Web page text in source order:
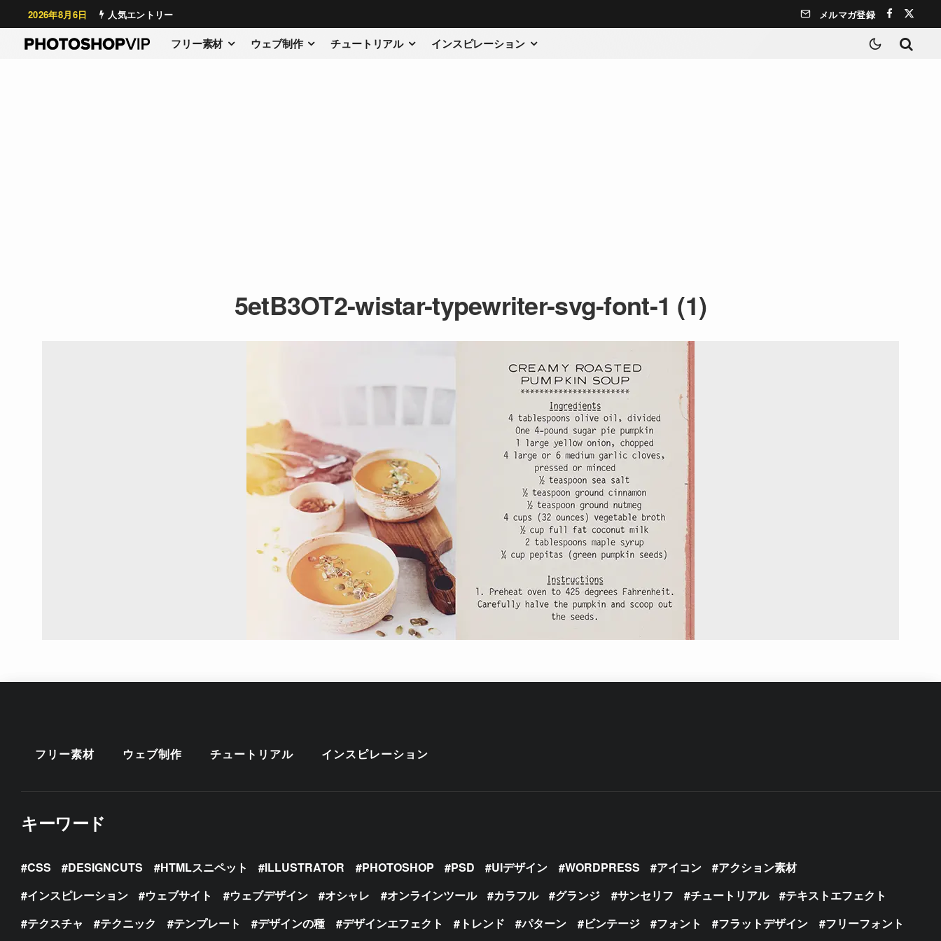
2026年8月6日 人気エントリー メルマガ登録
フリー素材 ウェブ制作 チュートリアル インスピレーション
5etB3OT2-wistar-typewriter-svg-font-1 (1)
フリー素材 ウェブ制作 チュートリアル インスピレーション
キーワード
CSS DESIGNCUTS HTMLスニペット ILLUSTRATOR PHOTOSHOP PSD UIデザイン WORDPRESS アイコン
アクション素材
インスピレーション
ウェブサイト ウェブデザイン オシャレ オンラインツール カラフル グランジ サンセリフ チュートリアル
テキストエフェクト
テクスチャ
テクニック テンプレート デザインの種 デザインエフェクト トレンド パターン ビンテージ フォント フラットデザイン フリーフォント